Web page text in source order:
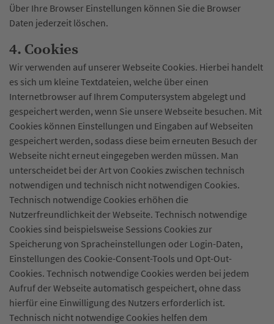
Über Ihre Browser Einstellungen können Sie die Browser
Daten jederzeit löschen.
4. Cookies
Wir verwenden auf unserer Webseite Cookies. Hierbei handelt
es sich um kleine Textdateien, welche über einen
Internetbrowser auf Ihrem Computersystem abgelegt und
gespeichert werden, wenn Sie unsere Webseite besuchen. Mit
Cookies können Einstellungen und Eingaben auf Webseiten
gespeichert werden, sodass diese beim erneuten Besuch der
Webseite nicht erneut eingegeben werden müssen. Man
unterscheidet bei der Art von Cookies zwischen technisch
notwendigen und technisch nicht notwendigen Cookies.
Technisch notwendige Cookies erhöhen die
Nutzerfreundlichkeit der Webseite. Technisch notwendige
Cookies sind beispielsweise Sessions Cookies zur
Speicherung von Spracheinstellungen oder Login-Daten,
Einstellungen des Cookie-Consent-Tools und Opt-Out-
Cookies. Technisch notwendige Cookies werden bei jedem
Aufruf der Webseite automatisch gespeichert, ohne dass
hierfür eine Einwilligung des Nutzers erforderlich ist.
Technisch nicht notwendige Cookies helfen dem